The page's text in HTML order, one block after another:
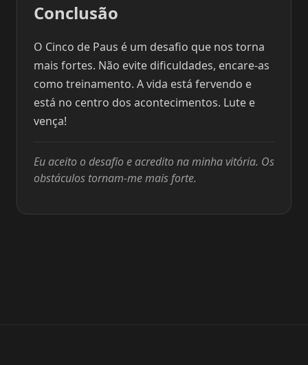
Conclusão
O Cinco de Paus é um desafio que nos torna
mais fortes. Não evite dificuldades, encare-as
como treinamento. A vida está fervendo e
está no centro dos acontecimentos. Lute e
vença!
Eu aceito o desafio e acredito na minha vitória. Os
obstáculos tornam-me mais forte.